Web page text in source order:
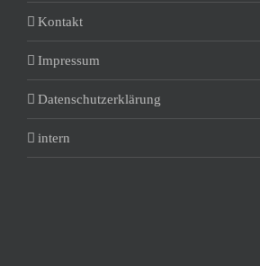
Kontakt
Impressum
Datenschutzerklärung
intern